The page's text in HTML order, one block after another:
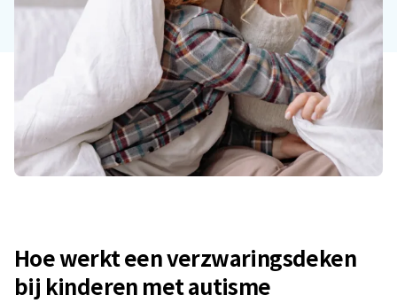
Hoe werkt een verzwaringsdeken
bij kinderen met autisme